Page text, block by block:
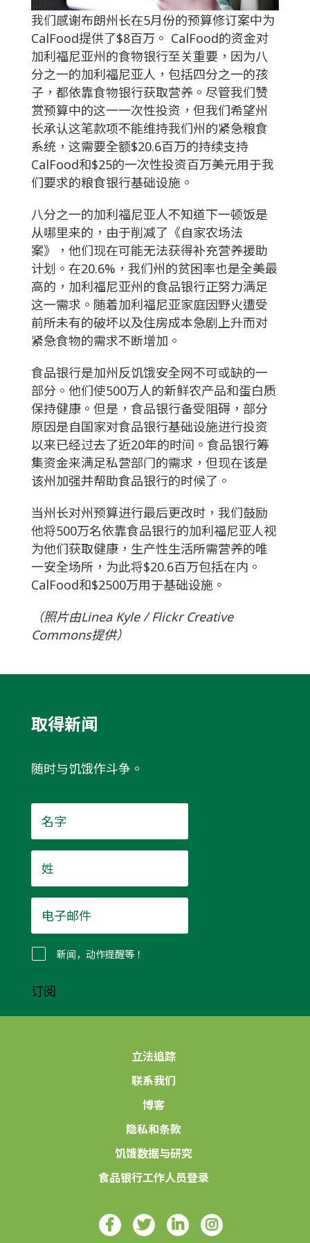
我们感谢布朗州长在5月份的预算修订案中为
CalFood提供了$8百万。 CalFood的资金对
加利福尼亚州的食物银行至关重要，因为八
分之一的加利福尼亚人，包括四分之一的孩
子，都依靠食物银行获取营养。尽管我们赞
赏预算中的这一一次性投资，但我们希望州
长承认这笔款项不能维持我们州的紧急粮食
系统，这需要全额$20.6百万的持续支持
CalFood和$25的一次性投资百万美元用于我
们要求的粮食银行基础设施。
八分之一的加利福尼亚人不知道下一顿饭是
从哪里来的，由于削减了《自家农场法
案》，他们现在可能无法获得补充营养援助
计划。在20.6%，我们州的贫困率也是全美最
高的，加利福尼亚州的食品银行正努力满足
这一需求。随着加利福尼亚家庭因野火遭受
前所未有的破坏以及住房成本急剧上升而对
紧急食物的需求不断增加。
食品银行是加州反饥饿安全网不可或缺的一
部分。他们使500万人的新鲜农产品和蛋白质
保持健康。但是，食品银行备受阻碍，部分
原因是自国家对食品银行基础设施进行投资
以来已经过去了近20年的时间。食品银行筹
集资金来满足私营部门的需求，但现在该是
该州加强并帮助食品银行的时候了。
当州长对州预算进行最后更改时，我们鼓励
他将500万名依靠食品银行的加利福尼亚人视
为他们获取健康，生产性生活所需营养的唯
一安全场所，为此将$20.6百万包括在内。
CalFood和$2500万用于基础设施。
（照片由Linea Kyle / Flickr Creative
Commons提供）
取得新闻
随时与饥饿作斗争。
字
*
*
子
邮
件
新闻，动作提醒等！
订阅
立法追踪
联系我们
博客
隐私和条款
饥饿数据与研究
食品银行工作人员登录